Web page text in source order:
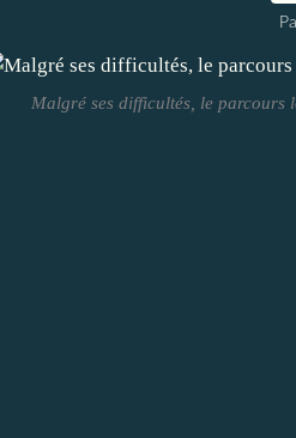
Malgré ses difficultés, le parcours